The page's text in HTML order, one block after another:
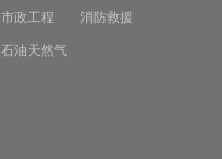
市政工程
石油天然气
消防救援